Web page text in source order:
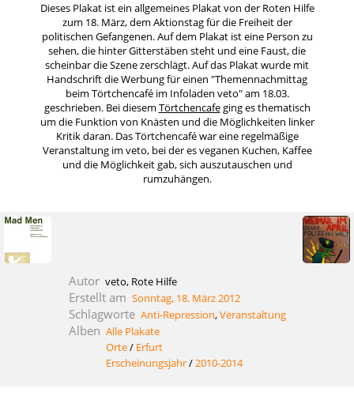
Dieses Plakat ist ein allgemeines Plakat von der Roten Hilfe
zum 18. März, dem Aktionstag für die Freiheit der
politischen Gefangenen. Auf dem Plakat ist eine Person zu
sehen, die hinter Gitterstäben steht und eine Faust, die
scheinbar die Szene zerschlägt. Auf das Plakat wurde mit
Handschrift die Werbung für einen "Themennachmittag
beim Törtchencafé im Infoladen veto" am 18.03.
geschrieben. Bei diesem Törtchencafeging es thematisch
um die Funktion von Knästen und die Möglichkeiten linker
Kritik daran. Das Törtchencafé war eine regelmäßige
Veranstaltung im veto, bei der es veganen Kuchen, Kaffee
und die Möglichkeit gab, sich auszutauschen und
rumzuhängen.
Autor veto, Rote Hilfe
Erstellt am Sonntag, 18. März 2012
Schlagworte Anti-Repression,Veranstaltung
Alben Alle Plakate
Orte/ Erfurt
Erscheinungsjahr/2010-2014